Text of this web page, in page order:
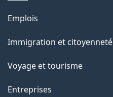
p
a
g
e
a
c
i
o
Thèmes
sujets
Emplois
Immigration et citoyenneté
Voyage et tourisme
Entreprises